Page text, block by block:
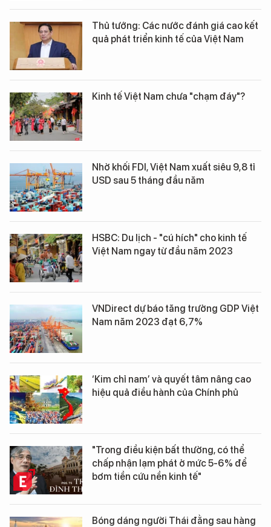
Thủ tướng: Các nước đánh giá cao kết
quả phát triển kinh tế của Việt Nam
Kinh tế Việt Nam chưa "chạm đáy"?
Nhờ khối FDI, Việt Nam xuất siêu 9,8 tỉ
USD sau 5 tháng đầu năm
HSBC: Du lịch - "cú hích" cho kinh tế
Việt Nam ngay từ đầu năm 2023
VNDirect dự báo tăng trưởng GDP Việt
Nam năm 2023 đạt 6,7%
‘Kim chỉ nam’ và quyết tâm nâng cao
hiệu quả điều hành của Chính phủ
"Trong điều kiện bất thường, có thể
chấp nhận lạm phát ở mức 5-6% để
bơm tiền cứu nền kinh tế"
Bóng dáng người Thái đằng sau hàng